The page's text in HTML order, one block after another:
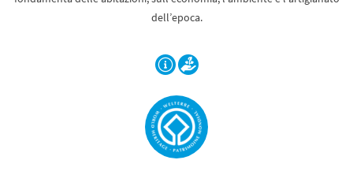
dell’epoca.